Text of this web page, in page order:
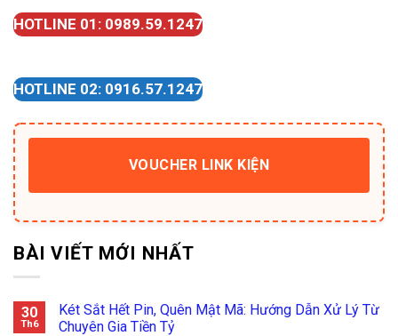
HOTLINE 01: 0989.59.1247
HOTLINE 02: 0916.57.1247
VOUCHER LINK KIỆN
BÀI VIẾT MỚI NHẤT
30
Th6
Két Sắt Hết Pin, Quên Mật Mã: Hướng Dẫn Xử Lý Từ
Chuyên Gia Tiền Tỷ